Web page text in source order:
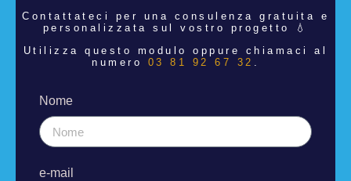
Contattateci per una consulenza gratuita e
personalizzata sul vostro progetto 💧
Utilizza questo modulo oppure chiamaci al
numero 03 81 92 67 32
Nome
e-mail